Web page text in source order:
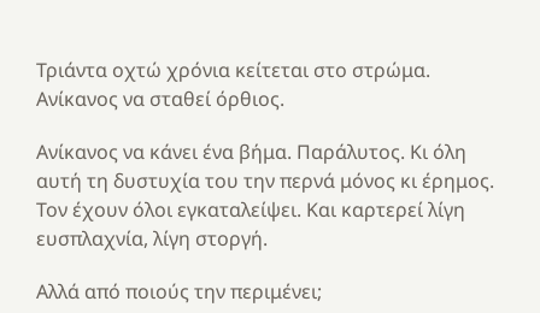
Τριάντα οχτώ χρόνια κείτεται στο στρώμα.
Ανίκανος να σταθεί όρθιος.
Ανίκανος να κάνει ένα βήμα. Παράλυτος. Κι όλη
αυτή τη δυστυχία του την περνά μόνος κι έρημος.
Τον έχουν όλοι εγκαταλείψει. Και καρτερεί λίγη
ευσπλαχνία, λίγη στοργή.
Αλλά από ποιούς την περιμένει;